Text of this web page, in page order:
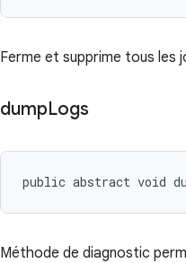
Ferme et supprime tous les
dumpLogs
public abstract void
Méthode de diagnostic